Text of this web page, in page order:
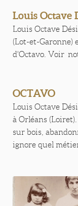
Louis Octave
Louis Octave
(Lot-et-Garonne)
d'Octavo. Voir
OCTAVO
Louis Octave
à Orléans
sur bois,
ignore quel métier